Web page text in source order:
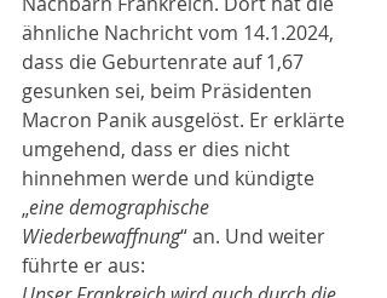
ähnliche Nachricht vom 14.1.2024,
dass die Geburtenrate auf 1,67
gesunken sei, beim Präsidenten
Macron Panik ausgelöst. Er erklärte
umgehend, dass er dies nicht
hinnehmen werde und kündigte
„eine demographische
Wiederbewaffnung“ an. Und weiter
führte er aus: